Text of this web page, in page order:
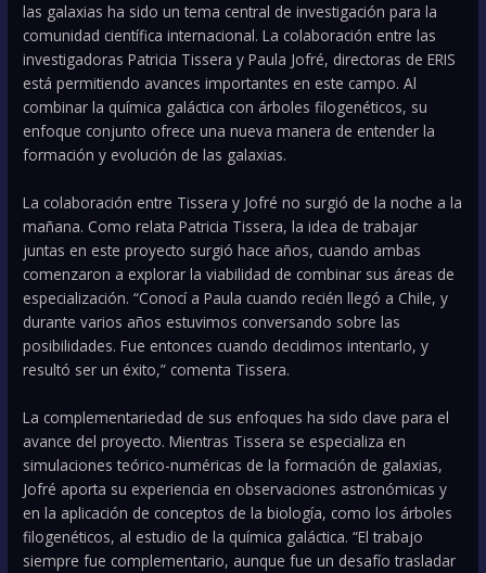
las galaxias ha sido un tema central de investigación para la
comunidad científica internacional. La colaboración entre las
investigadoras Patricia Tissera y Paula Jofré, directoras de ERIS
está permitiendo avances importantes en este campo. Al
combinar la química galáctica con árboles filogenéticos, su
enfoque conjunto ofrece una nueva manera de entender la
formación y evolución de las galaxias.
La colaboración entre Tissera y Jofré no surgió de la noche a la
mañana. Como relata Patricia Tissera, la idea de trabajar
juntas en este proyecto surgió hace años, cuando ambas
comenzaron a explorar la viabilidad de combinar sus áreas de
especialización. “Conocí a Paula cuando recién llegó a Chile, y
durante varios años estuvimos conversando sobre las
posibilidades. Fue entonces cuando decidimos intentarlo, y
resultó ser un éxito,” comenta Tissera.
La complementariedad de sus enfoques ha sido clave para el
avance del proyecto. Mientras Tissera se especializa en
simulaciones teórico-numéricas de la formación de galaxias,
Jofré aporta su experiencia en observaciones astronómicas y
en la aplicación de conceptos de la biología, como los árboles
filogenéticos, al estudio de la química galáctica. “El trabajo
siempre fue complementario, aunque fue un desafío trasladar